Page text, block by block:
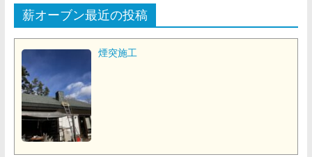
薪オーブン最近の投稿
煙突施工